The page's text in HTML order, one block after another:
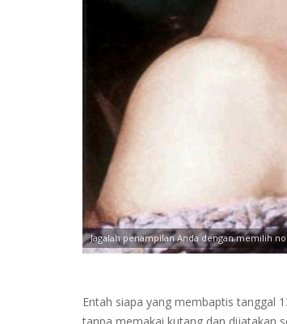
Jagalah penampilan Anda dengan memilih
Entah siapa yang membaptis tanggal